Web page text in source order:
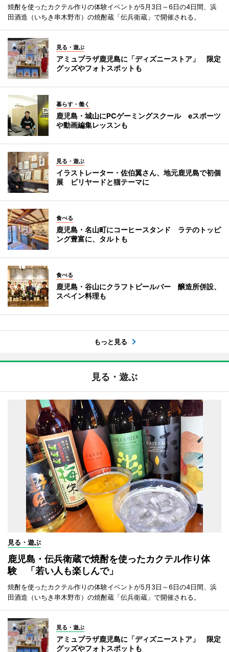
焼酎を使ったカクテル作りの体験イベントが5月3日～6日の4日間、浜
田酒造（いちき串木野市）の焼酎蔵「伝兵衛蔵」で開催される。
見る・遊ぶ
アミュプラザ鹿児島に「ディズニーストア」 限定
グッズやフォトスポットも
暮らす・働く
鹿児島・城山にPCゲーミングスクール eスポーツ
や動画編集レッスンも
見る・遊ぶ
イラストレーター・佐伯翼さん、地元鹿児島で初個
展 ビリヤードと猫テーマに
食べる
鹿児島・名山町にコーヒースタンド ラテのトッピ
ング豊富に、タルトも
食べる
鹿児島・谷山にクラフトビールバー 醸造所併設、
スペイン料理も
もっと見る
見る・遊ぶ
見る・遊ぶ
鹿児島・伝兵衛蔵で焼酎を使ったカクテル作り体
験 「若い人も楽しんで」
焼酎を使ったカクテル作りの体験イベントが5月3日～6日の4日間、浜
田酒造（いちき串木野市）の焼酎蔵「伝兵衛蔵」で開催される。
見る・遊ぶ
アミュプラザ鹿児島に「ディズニーストア」 限定
グッズやフォトスポットも